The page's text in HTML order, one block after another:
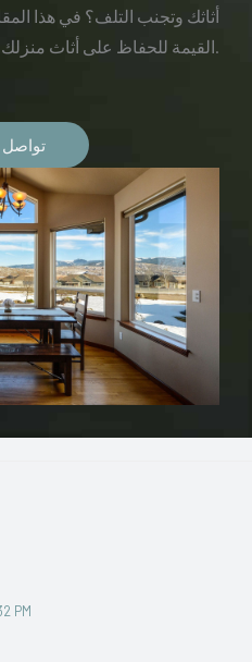
أثاثك وتجنب التلف؟ في هذا
القيمة للحفاظ على أثاث منزلك بحالة جيدة وتجنب التلف.
تواصل
PM